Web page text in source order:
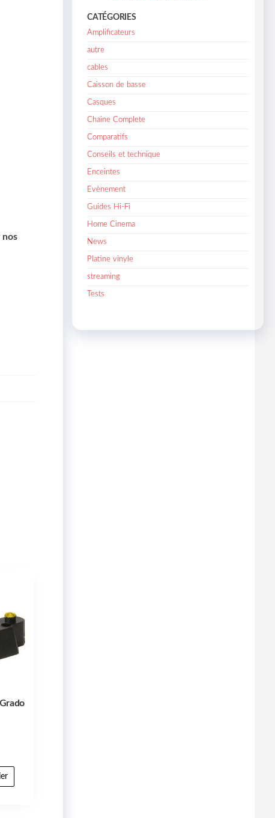
CATÉGORIES
Amplificateurs
autre
cables
Caisson de basse
Casques
Chaine Complete
Comparatifs
Conseils et technique
Enceintes
Evènement
Guides Hi-Fi
Home Cinema
News
Platine vinyle
streaming
Tests